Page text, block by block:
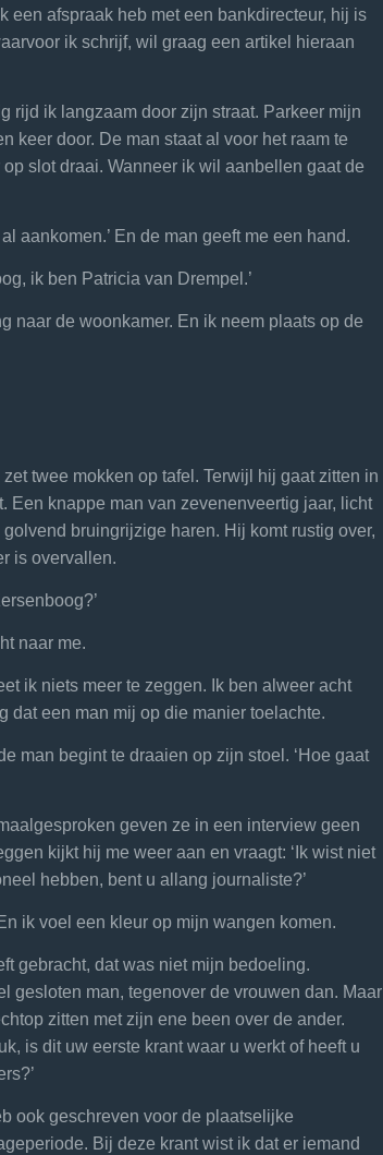
een afspraak heb met een bankdirecteur, hij is
ik schrijf, wil graag een artikel hieraan
rijd ik langzaam door zijn straat. Parkeer mijn
keer door. De man staat al voor het raam te
slot draai. Wanneer ik wil aanbellen gaat de
aankomen.’ En de man geeft me een hand.
ik ben Patricia van Drempel.’
naar de woonkamer. En ik neem plaats op de
twee mokken op tafel. Terwijl hij gaat zitten in
Een knappe man van zevenenveertig jaar, licht
bruingrijzige haren. Hij komt rustig over,
is overvallen.
naar me.
ik niets meer te zeggen. Ik ben alweer acht
dat een man mij op die manier toelachte.
man begint te draaien op zijn stoel. ‘Hoe gaat
geven ze in een interview geen
kijkt hij me weer aan en vraagt: ‘Ik wist niet
hebben, bent u allang journaliste?’
ik voel een kleur op mijn wangen komen.
gebracht, dat was niet mijn bedoeling.
gesloten man, tegenover de vrouwen dan. Maar
zitten met zijn ene been over de ander.
is dit uw eerste krant waar u werkt of heeft u
ook geschreven voor de plaatselijke
Bij deze krant wist ik dat er iemand